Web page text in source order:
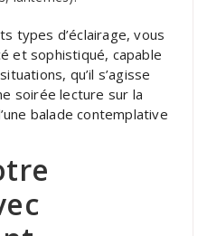
types d’éclairage, vous
et sophistiqué, capable
qu’il s’agisse
soirée lecture sur la
balade contemplative